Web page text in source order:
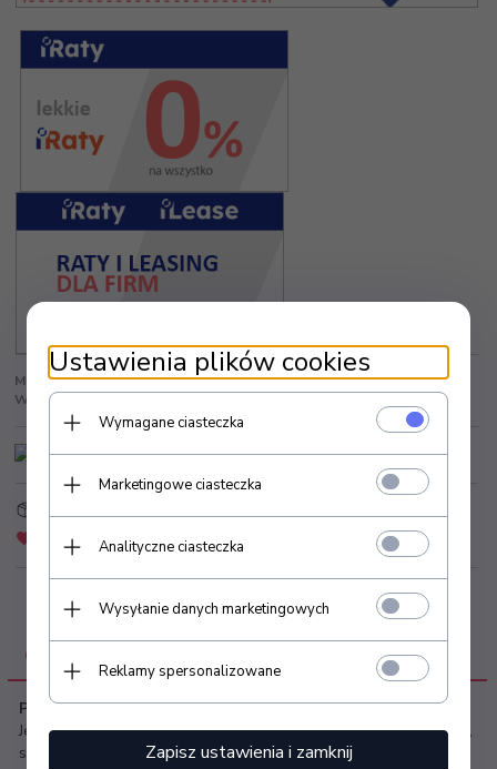
OPIS PRODUKTU
Podkład podfoliowany CZARNY
Jednorazowy w rolce, z perforacją. Doskonały do studia tatuażu,
salonu kosmetycznego.
Model:122692 Kod producenta:122692
Wysyłka od:
Strefa Klienta
Złóż zapytanie ofertowe
Dodaj do schowka
Zapytaj o produkt
Ustawienia plików cookies
Wymagane ciasteczka
Marketingowe ciasteczka
Analityczne ciasteczka
Wysyłanie danych marketingowych
Reklamy spersonalizowane
Zapisz ustawienia i zamknij